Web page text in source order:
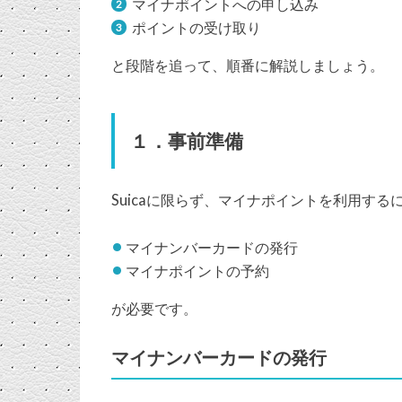
マイナポイントへの申し込み
ポイントの受け取り
と段階を追って、順番に解説しましょう。
１．事前準備
Suicaに限らず、マイナポイントを利用する
マイナンバーカードの発行
マイナポイントの予約
が必要です。
マイナンバーカードの発行